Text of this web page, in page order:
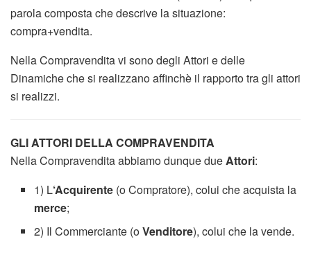
parola composta che descrive la situazione:
compra+vendita.
Nella Compravendita vi sono degli Attori e delle
Dinamiche che si realizzano affinchè il rapporto tra gli attori
si realizzi.
GLI ATTORI DELLA COMPRAVENDITA
Nella Compravendita abbiamo dunque dueAttori:
1) L‘Acquirente (o Compratore), colui che acquista la
merce;
2) Il Commerciante (oVenditore), colui che la vende.